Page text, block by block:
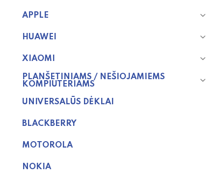
APPLE
HUAWEI
XIAOMI
PLANŠETINIAMS / NEŠIOJAMIEMS
KOMPIUTERIAMS
UNIVERSALŪS DĖKLAI
BLACKBERRY
MOTOROLA
NOKIA